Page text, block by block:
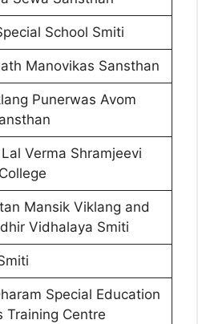
School Smiti
Manovikas Sansthan
Punerwas Avom
Verma Shramjeevi
Mansik Viklang and
Vidhalaya Smiti
Special Education
Training Centre